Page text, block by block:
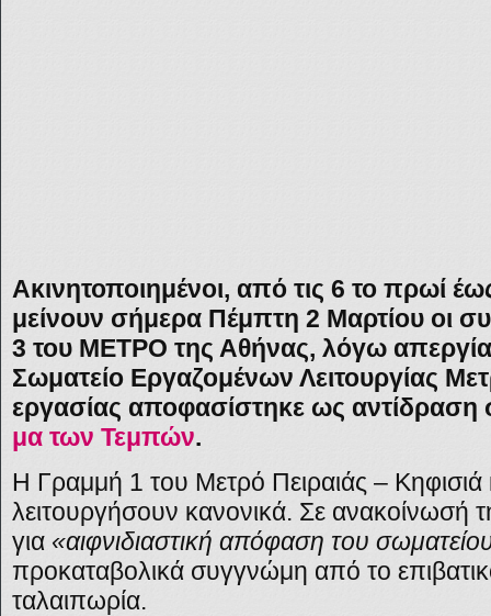
Ακινητοποιημένοι, από τις 6 το πρωί
μείνουν σήμερα Πέμπτη 2 Μαρτίου οι
3 του ΜΕΤΡΟ της Αθήνας, λόγω
Σωματείο Εργαζομένων Λειτουργίας
εργασίας αποφασίστηκε ως αντίδραση
μα των Τεμπών.
Η Γραμμή 1 του Μετρό Πειραιάς – Κηφισιά
λειτουργήσουν κανονικά. Σε ανακοίνωσή
για «αιφνιδιαστική απόφαση του
προκαταβολικά συγγνώμη από το
ταλαιπωρία.